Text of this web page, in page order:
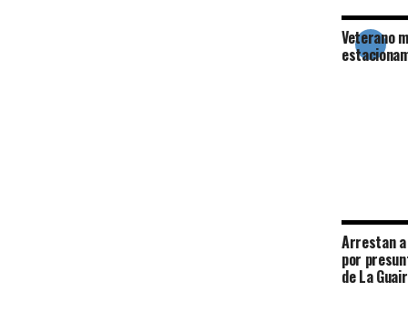
Veterano
Arrestan a
por
de La